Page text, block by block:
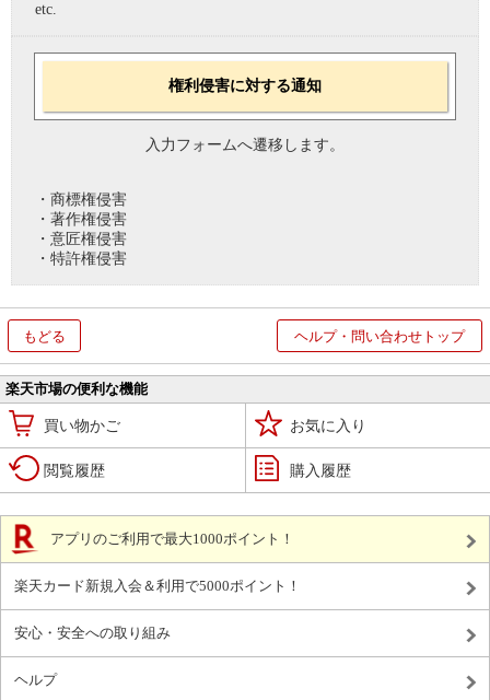
etc.
権利侵害に対する通知
入力フォームへ遷移します。
・商標権侵害
・著作権侵害
・意匠権侵害
・特許権侵害
もどる ヘルプ・問い合わせトップ
楽天市場の便利な機能
買い物かご お気に入り
閲覧履歴 購入履歴
アプリのご利用で最大1000ポイント！
楽天カード新規入会＆利用で5000ポイント！
安心・安全への取り組み
ヘルプ